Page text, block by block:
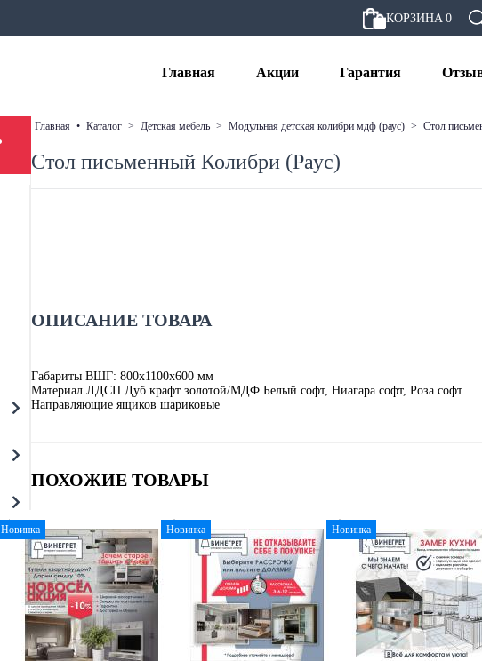
КОРЗИНА 0
Главная Акции Гарантия
главная • каталог > детская мебель > модульная детская колибри мдф (раус) > стол
Стол письменный Колибри (Раус)
ОПИСАНИЕ ТОВАРА
Габариты ВШГ: 800х1100х600 мм
Материал ЛДСП Дуб крафт золотой/МДФ Белый софт, Ниагара софт, Роза софт
Направляющие ящиков шариковые
ПОХОЖИЕ ТОВАРЫ
Новинка Новинка Новинка